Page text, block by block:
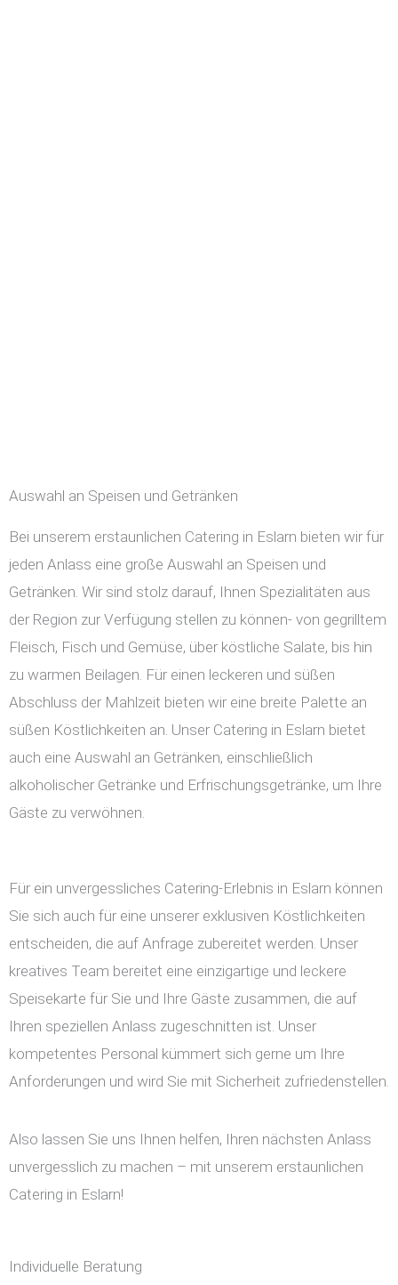
Auswahl an Speisen und Getränken
Bei unserem erstaunlichen Catering in Eslarn bieten wir für
jeden Anlass eine große Auswahl an Speisen und
Getränken. Wir sind stolz darauf, Ihnen Spezialitäten aus
der Region zur Verfügung stellen zu können- von gegrilltem
Fleisch, Fisch und Gemüse, über köstliche Salate, bis hin
zu warmen Beilagen. Für einen leckeren und süßen
Abschluss der Mahlzeit bieten wir eine breite Palette an
süßen Köstlichkeiten an. Unser Catering in Eslarn bietet
auch eine Auswahl an Getränken, einschließlich
alkoholischer Getränke und Erfrischungsgetränke, um Ihre
Gäste zu verwöhnen.
Für ein unvergessliches Catering-Erlebnis in Eslarn können
Sie sich auch für eine unserer exklusiven Köstlichkeiten
entscheiden, die auf Anfrage zubereitet werden. Unser
kreatives Team bereitet eine einzigartige und leckere
Speisekarte für Sie und Ihre Gäste zusammen, die auf
Ihren speziellen Anlass zugeschnitten ist. Unser
kompetentes Personal kümmert sich gerne um Ihre
Anforderungen und wird Sie mit Sicherheit zufriedenstellen.
Also lassen Sie uns Ihnen helfen, Ihren nächsten Anlass
unvergesslich zu machen – mit unserem erstaunlichen
Catering in Eslarn!
Individuelle Beratung